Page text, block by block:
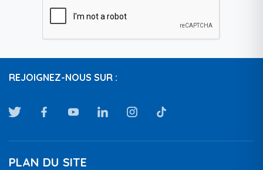
REJOIGNEZ-NOUS SUR :
PLAN DU SITE